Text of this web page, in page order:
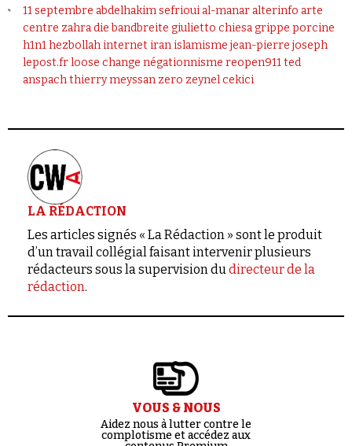
11 septembre abdelhakim sefrioui al-manar alterinfo arte
centre zahra die bandbreite giulietto chiesa grippe porcine
h1n1 hezbollah internet iran islamisme jean-pierre joseph
lepost.fr loose change négationnisme reopen911 ted
anspach thierry meyssan zero zeynel cekici
LA RÉDACTION
Les articles signés « La Rédaction » sont le produit
d’un travail collégial faisant intervenir plusieurs
rédacteurs sous la supervision dudirecteur de la
rédaction.
VOUS & NOUS
Aidez nous à lutter contre le
complotisme et accédez aux